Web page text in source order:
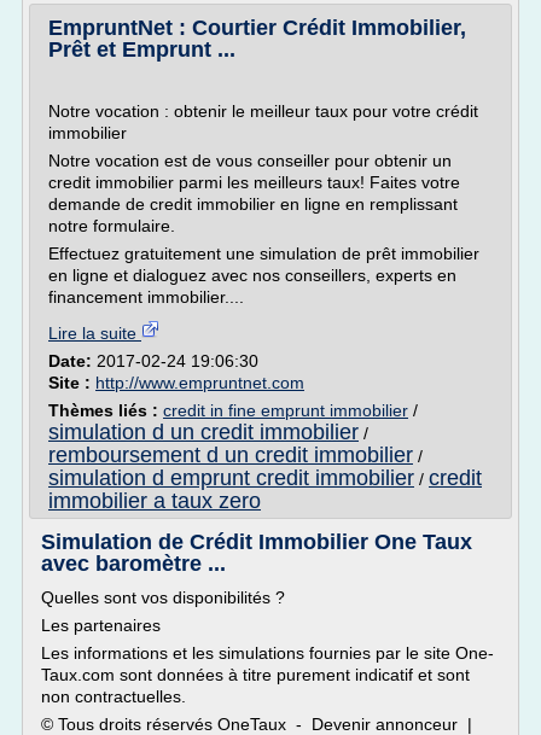
EmpruntNet : Courtier Crédit Immobilier,
Prêt et Emprunt ...
Notre vocation : obtenir le meilleur taux pour votre crédit
immobilier
Notre vocation est de vous conseiller pour obtenir un
credit immobilier parmi les meilleurs taux! Faites votre
demande de credit immobilier en ligne en remplissant
notre formulaire.
Effectuez gratuitement une simulation de prêt immobilier
en ligne et dialoguez avec nos conseillers, experts en
financement immobilier....
Lire la suite
Date: 2017-02-24 19:06:30
Site : http://www.empruntnet.com
Thèmes liés : credit in fine emprunt immobilier /
simulation d un credit immobilier /
remboursement d un credit immobilier /
simulation d emprunt credit immobilier / credit
immobilier a taux zero
Simulation de Crédit Immobilier One Taux
avec baromètre ...
Quelles sont vos disponibilités ?
Les partenaires
Les informations et les simulations fournies par le site One-
Taux.com sont données à titre purement indicatif et sont
non contractuelles.
© Tous droits réservés OneTaux - Devenir annonceur |